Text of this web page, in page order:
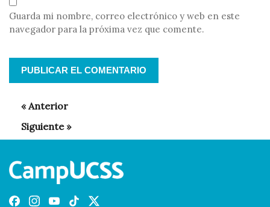
Guarda mi nombre, correo electrónico y web en este
navegador para la próxima vez que comente.